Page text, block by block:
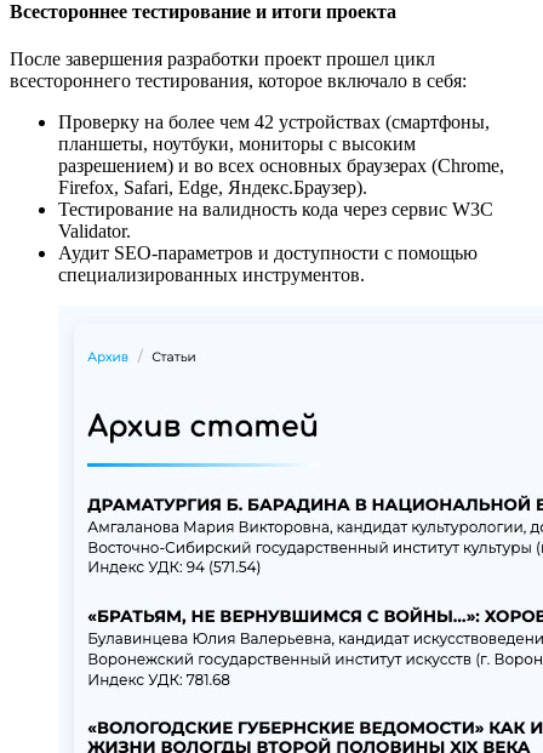
Всестороннее тестирование и итоги проекта
После завершения разработки проект прошел цикл
всестороннего тестирования, которое включало в себя:
Проверку на более чем 42 устройствах (смартфоны,
планшеты, ноутбуки, мониторы с высоким
разрешением) и во всех основных браузерах (Chrome,
Firefox, Safari, Edge, Яндекс.Браузер).
Тестирование на валидность кода через сервис W3C
Validator.
Аудит SEO-параметров и доступности с помощью
специализированных инструментов.